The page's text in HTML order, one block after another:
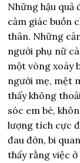
Những hậu quả
cảm giác buồn
thân. Những
người phụ nữ
một vòng xoáy
người mẹ, mệt
thấy không
sóc em bé,
lượng tích cực
đau đớn, bi
thấy rằng việc